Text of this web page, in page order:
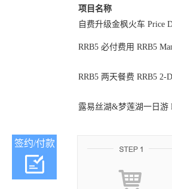
项目名称
自费升级金枫火车 Price
RRB5 必付费用 RRB5
RRB5 两天餐费 RRB5 2-
露易丝湖&梦莲湖一日游
签约/付款